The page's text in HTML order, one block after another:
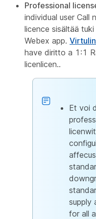
Professional
individual user Call
licence sisältää
Webex app.
have diritto a 1:1
licenlicen..
Et voi
supply
for all